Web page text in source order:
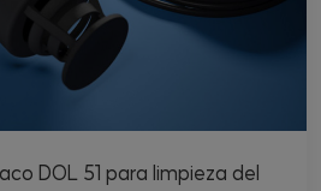
DOL 51 para limpieza del